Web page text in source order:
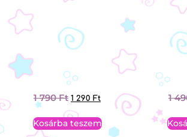
1 790Ft 1 290 Ft
Kosárba teszem
1